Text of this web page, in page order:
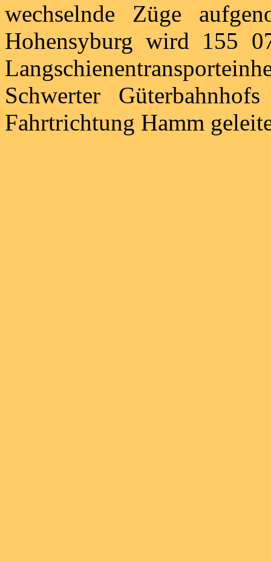
wechselnde Züge
Hohensyburg wird 155
Schwerter
Fahrtrichtung Hamm